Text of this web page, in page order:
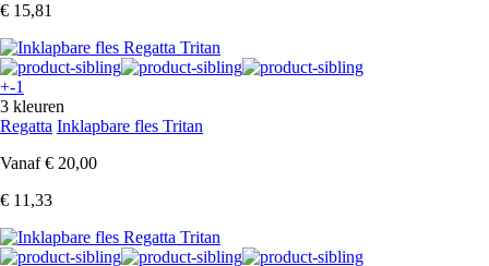
€ 15,81
+-1
3 kleuren
Regatta Inklapbare fles Tritan
Vanaf € 20,00
€ 11,33